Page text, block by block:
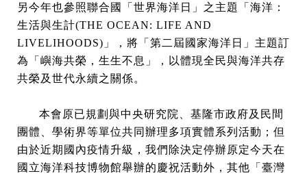
另今年也參照聯合國「世界海洋日」之主題「海洋：
生活與生計(THE OCEAN: LIFE AND
LIVELIHOODS)」，將「第二屆國家海洋日」主題訂
為「嶼海共榮，生生不息」，以體現全民與海洋共存
共榮及世代永續之關係。
本會原已規劃與中央研究院、基隆市政府及民間
團體、學術界等單位共同辦理多項實體系列活動；但
由於近期國內疫情升級，我們除決定停辦原定今天在
國立海洋科技博物館舉辦的慶祝活動外，其他「臺灣